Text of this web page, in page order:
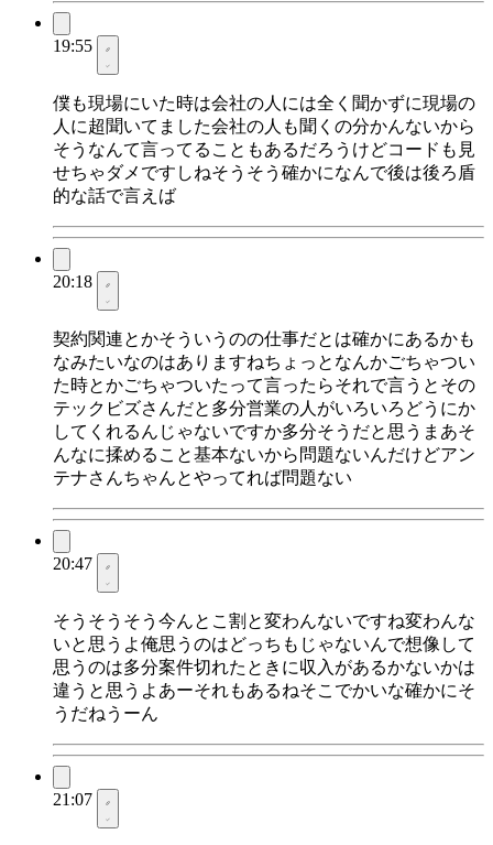
19:55
僕も現場にいた時は会社の人には全く聞かずに現場の
人に超聞いてました会社の人も聞くの分かんないから
そうなんて言ってることもあるだろうけどコードも見
せちゃダメですしねそうそう確かになんで後は後ろ盾
的な話で言えば
20:18
契約関連とかそういうのの仕事だとは確かにあるかも
なみたいなのはありますねちょっとなんかごちゃつい
た時とかごちゃついたって言ったらそれで言うとその
テックビズさんだと多分営業の人がいろいろどうにか
してくれるんじゃないですか多分そうだと思うまあそ
んなに揉めること基本ないから問題ないんだけどアン
テナさんちゃんとやってれば問題ない
20:47
そうそうそう今んとこ割と変わんないですね変わんな
いと思うよ俺思うのはどっちもじゃないんで想像して
思うのは多分案件切れたときに収入があるかないかは
違うと思うよあーそれもあるねそこでかいな確かにそ
うだねうーん
21:07